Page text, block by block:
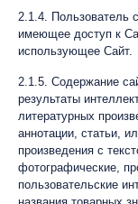
2.1.4. Пользователь
имеющее доступ к
использующее Сайт.
2.1.5. Содержание
результаты
литературных
аннотации, статьи,
произведения с
фотографические,
пользовательские